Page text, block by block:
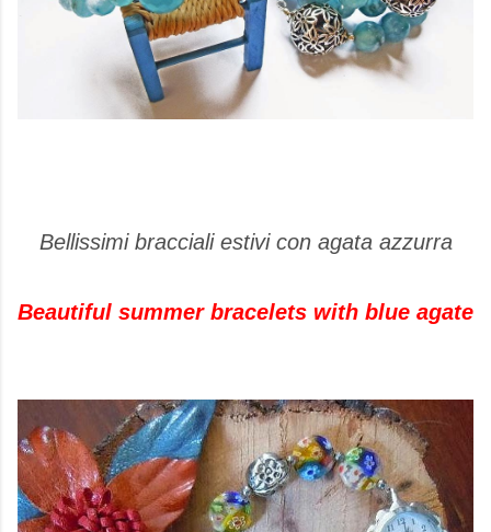
Bellissimi bracciali estivi con agata azzurra
Beautiful summer bracelets with blue agate